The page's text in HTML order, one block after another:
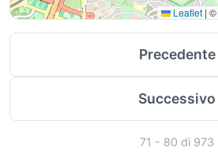
Leaflet | ©
Precedente
Successivo
71 - 80 di 973